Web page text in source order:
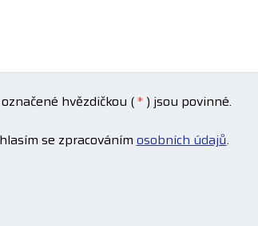
hvězdičkou (* ) jsou povinné.
se zpracovánímosobních údajů.